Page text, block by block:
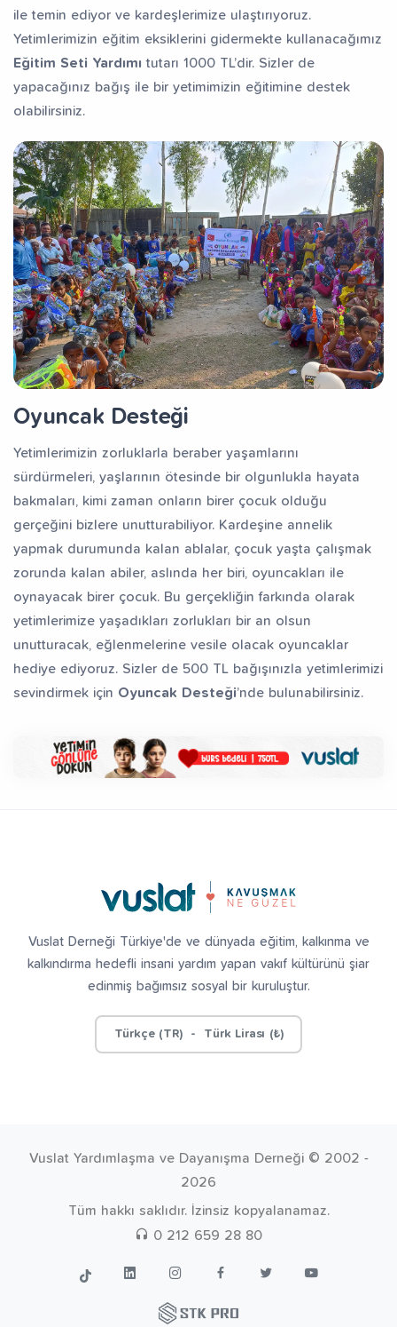
ile temin ediyor ve kardeşlerimize ulaştırıyoruz.
Yetimlerimizin eğitim eksiklerini gidermekte kullanacağımız
Eğitim Seti Yardımı tutarı 1000 TL’dir. Sizler de
yapacağınız bağış ile bir yetimimizin eğitimine destek
olabilirsiniz.
Oyuncak Desteği
Yetimlerimizin zorluklarla beraber yaşamlarını
sürdürmeleri, yaşlarının ötesinde bir olgunlukla hayata
bakmaları, kimi zaman onların birer çocuk olduğu
gerçeğini bizlere unutturabiliyor. Kardeşine annelik
yapmak durumunda kalan ablalar, çocuk yaşta çalışmak
zorunda kalan abiler, aslında her biri, oyuncakları ile
oynayacak birer çocuk. Bu gerçekliğin farkında olarak
yetimlerimize yaşadıkları zorlukları bir an olsun
unutturacak, eğlenmelerine vesile olacak oyuncaklar
hediye ediyoruz. Sizler de 500 TL bağışınızla yetimlerimizi
sevindirmek için Oyuncak Desteği’nde bulunabilirsiniz.
Vuslat Derneği Türkiye'de ve dünyada eğitim, kalkınma ve
kalkındırma hedefli insani yardım yapan vakıf kültürünü şiar
edinmiş bağımsız sosyal bir kuruluştur.
Türkçe (TR) - Türk Lirası (₺)
Vuslat Yardımlaşma ve Dayanışma Derneği © 2002 -
2026
Tüm hakkı saklıdır. İzinsiz kopyalanamaz.
0 212 659 28 80